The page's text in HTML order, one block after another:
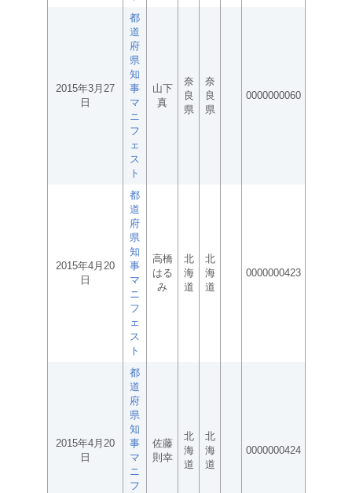
2015年3月27
日
都
道
府
県
知
事
マ
ニ
フ
ェ
ス
ト
山下
真
奈
良
県
奈
良
県
0000000060
2015年4月20
日
都
道
府
県
知
事
マ
ニ
フ
ェ
ス
ト
高橋
はる
み
北
海
道
北
海
道
0000000423
2015年4月20
日
都
道
府
県
知
事
マ
ニ
フ
佐藤
則幸
北
海
道
北
海
道
0000000424